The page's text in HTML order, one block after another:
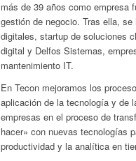
más de 39 años como empresa
gestión de negocio. Tras ella,
digitales, startup de soluciones
digital y Delfos Sistemas,
mantenimiento IT.
En Tecon mejoramos los
aplicación de la tecnología y de
empresas en el proceso de
hacer» con nuevas tecnologías
productividad y la analítica en